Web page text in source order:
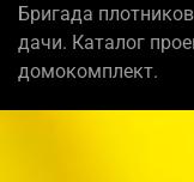
Бригада
дачи. Каталог
домокомплект.